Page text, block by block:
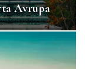
Avrupa